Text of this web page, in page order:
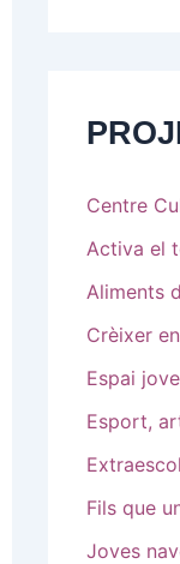
Centre
Activa el
Aliments
Crèixer
Espai
Esport,
Fils que
Joves